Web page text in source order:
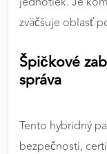
zväčšuje oblasť
Špičkové
správa
Tento hybridný
bezpečnosti,